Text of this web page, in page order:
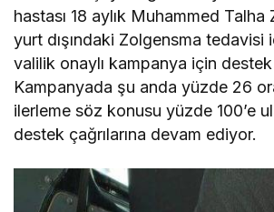
hastası 18 aylık Muhammed
yurt dışındaki Zolgensma tedavisi
valilik onaylı kampanya için
Kampanyada şu anda yüzde 26
ilerleme söz konusu yüzde 100’e
destek çağrılarına devam ediyor.